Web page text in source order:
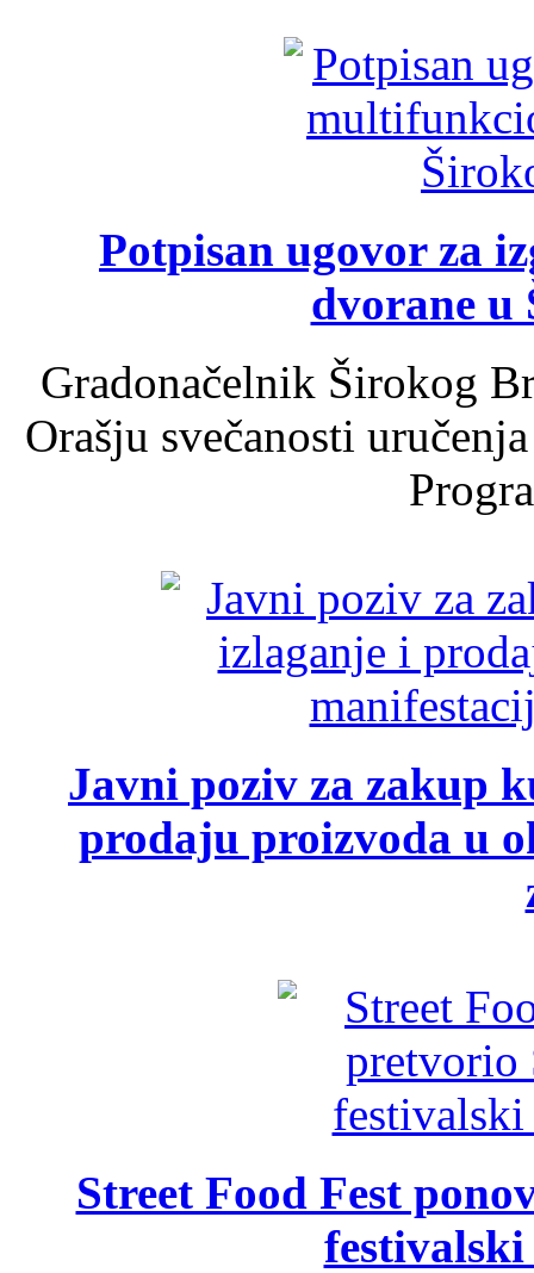
Potpisan ugovor za
dvorane u
Gradonačelnik Širokog
Orašju svečanosti
Javni poziv za zakup
prodaju proizvoda u
Street Food Fest